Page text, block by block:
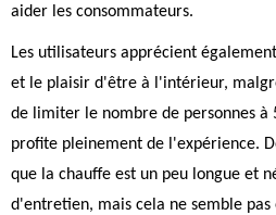
aider les consommateurs.
Les utilisateurs apprécient
et le plaisir d'être à l'intérieur,
de limiter le nombre de personnes à
profite pleinement de l'expérience.
que la chauffe est un peu longue et
d'entretien, mais cela ne semble